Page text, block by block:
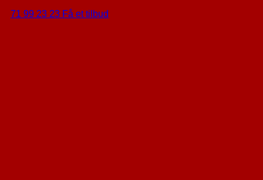
71 99 23 23 Få et tilbud